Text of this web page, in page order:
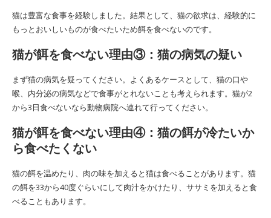
猫は豊富な食事を経験しました。結果として、猫の欲求は、経験的に
もっとおいしいものが食べたいため餌を食べないのです。
猫が餌を食べない理由③：猫の病気の疑い
まず猫の病気を疑ってください。よくあるケースとして、猫の口や
喉、内分泌の病気などで食事がとれないことも考えられます。猫が2
から3日食べないなら動物病院へ連れて行ってください。
猫が餌を食べない理由④：猫の餌が冷たいか
ら食べたくない
猫の餌を温めたり、肉の味を加えると猫は食べることがあります。猫
の餌を33から40度ぐらいにして肉汁をかけたり、ササミを加えると食
べることもあります。